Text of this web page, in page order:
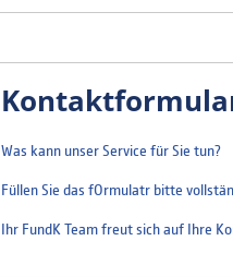
Was kann unser Service für Sie tun?
Füllen Sie das fOrmulatr bitte
Ihr FundK Team freut sich auf Ihre